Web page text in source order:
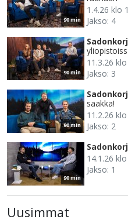
90 min
1.4.26 klo
Jakso: 4
90 min
11.3.26
Jakso: 3
90 min
saakka!
11.2.26
Jakso: 2
90 min
14.1.26
Jakso: 1
Uusimmat